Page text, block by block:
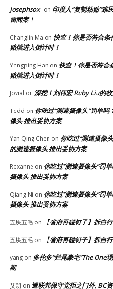
Josephsox on 印度人“复制粘贴”难
雷同案！
Changlin Ma on 快查！你是否符合条
赔偿进入倒计时！
Yongping Han on 快查！你是否符合
赔偿进入倒计时！
Jovial on 深挖！刘伟宏 Ruby Liu的
Todd on 你吃过“测速摄像头”罚单
像头 推出妥协方案
Yan Qing Chen on 你吃过“测速摄像
的测速摄像头 推出妥协方案
Roxanne on 你吃过“测速摄像头”罚
摄像头 推出妥协方案
Qiang Ni on 你吃过“测速摄像头”罚
摄像头 推出妥协方案
五块五毛 on 【省府再碰钉子】拆自
五块五毛 on 【省府再碰钉子】拆自
yang on 多伦多“烂尾豪宅”The One
期
艾朔 on 遭联邦保守党拒之门外, BC